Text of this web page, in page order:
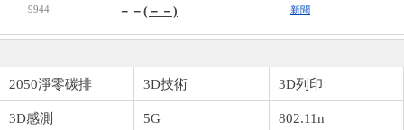
9944 －－ (－－) 新聞
2050淨零碳排 3D技術 3D列印
3D感測 5G 802.11n